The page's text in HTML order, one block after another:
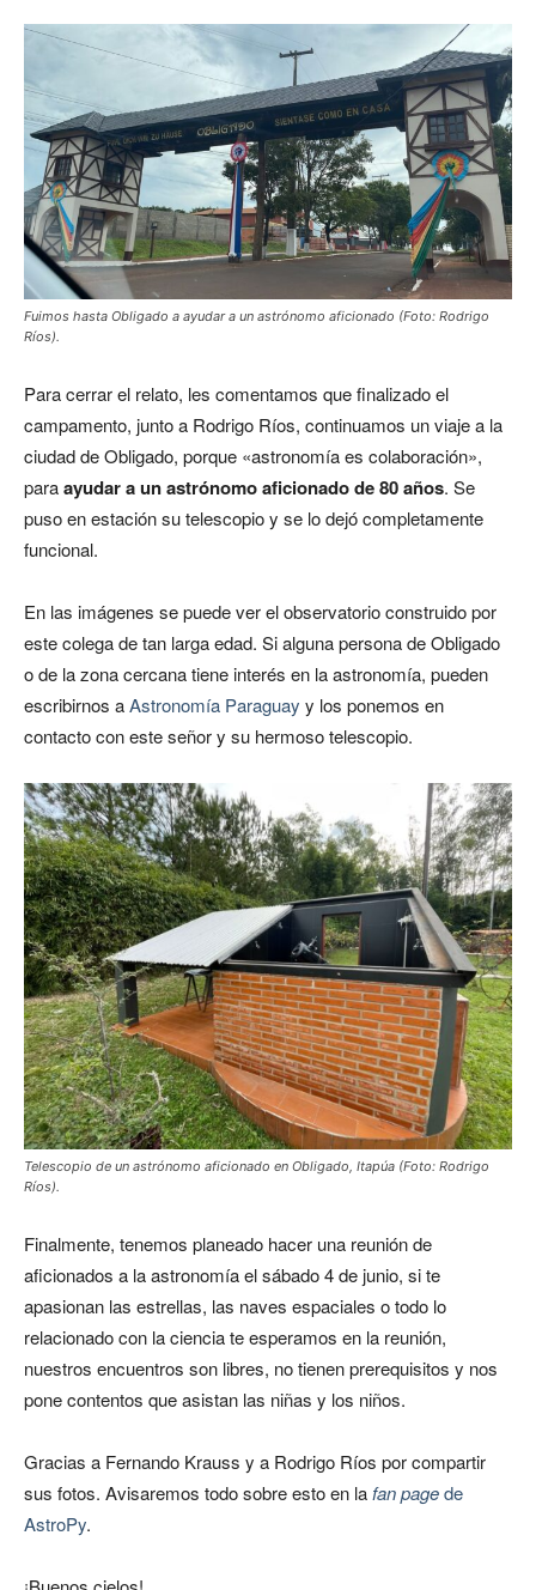
Fuimos hasta Obligado a ayudar a un astrónomo aficionado (Foto: Rodrigo
Ríos).
Para cerrar el relato, les comentamos que finalizado el
campamento, junto a Rodrigo Ríos, continuamos un viaje a la
ciudad de Obligado, porque «astronomía es colaboración»,
paraayudar a un astrónomo aficionado de 80 años. Se
puso en estación su telescopio y se lo dejó completamente
funcional.
En las imágenes se puede ver el observatorio construido por
este colega de tan larga edad. Si alguna persona de Obligado
o de la zona cercana tiene interés en la astronomía, pueden
escribirnos aAstronomía Paraguay y los ponemos en
contacto con este señor y su hermoso telescopio.
Telescopio de un astrónomo aficionado en Obligado, Itapúa (Foto: Rodrigo
Ríos).
Finalmente, tenemos planeado hacer una reunión de
aficionados a la astronomía el sábado 4 de junio, si te
apasionan las estrellas, las naves espaciales o todo lo
relacionado con la ciencia te esperamos en la reunión,
nuestros encuentros son libres, no tienen prerequisitos y nos
pone contentos que asistan las niñas y los niños.
Gracias a Fernando Krauss y a Rodrigo Ríos por compartir
sus fotos. Avisaremos todo sobre esto en la fan pagede
AstroPy.